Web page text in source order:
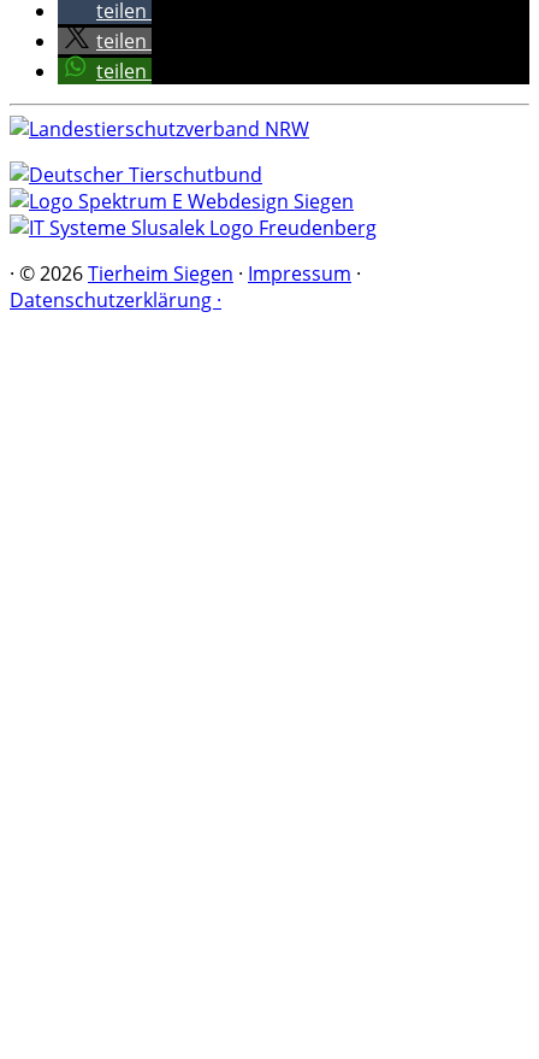
teilen
teilen
teilen
· © 2026Tierheim Siegen · Impressum ·
Datenschutzerklärung ·